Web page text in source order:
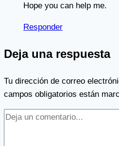
Hope you can help me.
Responder
Deja una respuesta
Tu dirección de correo
campos obligatorios están